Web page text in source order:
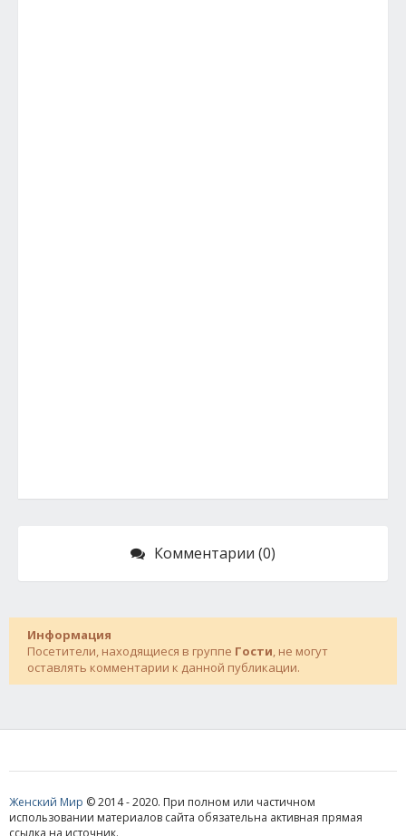
Комментарии (0)
Информация
Посетители, находящиеся в группе Гости , не могут
оставлять комментарии к данной публикации.
Женский Мир © 2014 - 2020. При полном или частичном
использовании материалов сайта обязательна активная прямая
ссылка на источник.